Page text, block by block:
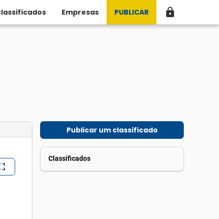
Empresas PUBLICAR lock
Publicar um classificado
Classificados